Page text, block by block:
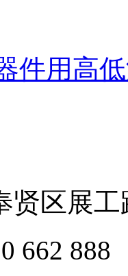
件用高
贤区展工
662 888